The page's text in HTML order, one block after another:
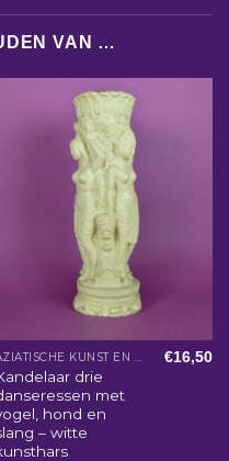
VAN …
AZIATISCHE KUNST EN WOONACCESSOIRES
drie
met
hond en
– witte
€16,50